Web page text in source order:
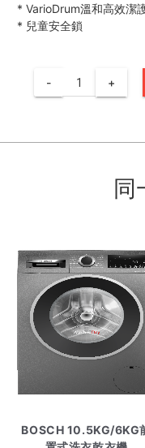
* VarioDrum溫和高效潔
* 兒童安全鎖
- +
同
BOSCH 10.5KG/6KG